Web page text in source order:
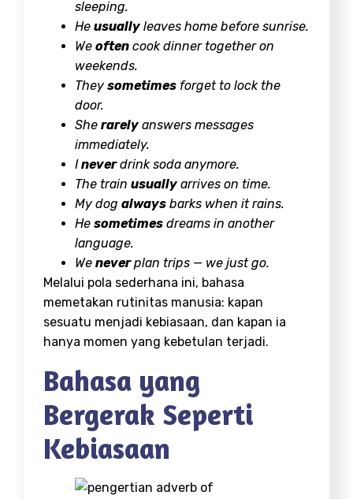
sleeping.
He usually leaves home before sunrise.
We often cook dinner together on
weekends.
They sometimes forget to lock the
door.
She rarely answers messages
immediately.
Ineverdrink soda anymore.
The train usually arrives on time.
My dog always barks when it rains.
He sometimes dreams in another
language.
We neverplan trips — we just go.
Melalui pola sederhana ini, bahasa
memetakan rutinitas manusia: kapan
sesuatu menjadi kebiasaan, dan kapan ia
hanya momen yang kebetulan terjadi.
Bahasa yang
Bergerak Seperti
Kebiasaan